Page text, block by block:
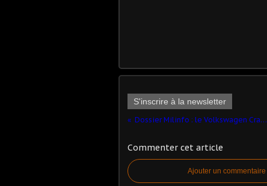
S'inscrire à la newsletter
Dossier Milinfo : le Volkswagen Crafter L2H2 du CNIG (ODEON - 143) ​
Commenter cet article
Ajouter un commentaire